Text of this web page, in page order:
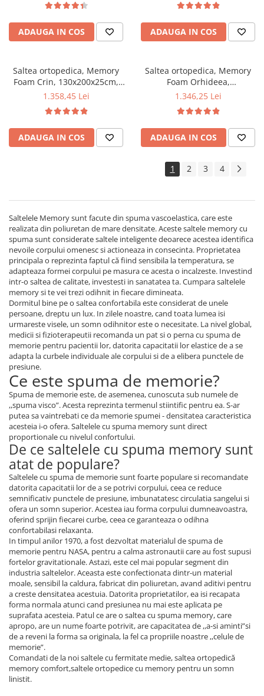
cm, sistem de aerisire
perimetral, Salt Confort
ADAUGA IN COS
cm, sistem de aerisire
perimetral, Salt Confort
ADAUGA IN COS
Saltea ortopedica, Memory
Foam Crin, 130x200x25cm,
fermitate tare, cu spuma
cm, sistem de aerisire
perimetral, Salt Confort
1.358,45 Lei
ADAUGA IN COS
Saltea ortopedica, Memory
Foam Orhideea,
90x200x30cm, fermitate tare,
parti, sistem de aerisire
spaceair, Salt Confort
1.346,25 Lei
ADAUGA IN COS
1 2 3 4
Saltelele Memory sunt facute din spuma vascoelastica, care este
realizata din poliuretan de mare densitate. Aceste saltele memory cu
spuma sunt considerate saltele inteligente deoarece acestea identifica
nevoile corpului omenesc si actioneaza in consecinta. Proprietatea
principala o reprezinta faptul că fiind sensibila la temperatura, se
adapteaza formei corpului pe masura ce acesta o incalzeste. Investind
intr-o saltea de calitate, investesti in sanatatea ta. Cumpara saltelele
memory si te vei trezi odihnit in fiecare dimineata.
Dormitul bine pe o saltea confortabila este considerat de unele
persoane, dreptu un lux. In zilele noastre, cand toata lumea isi
urmareste visele, un somn odihnitor este o necesitate. La nivel global,
medicii si fizioterapeutii recomanda un pat si o perna cu spuma de
memorie pentru pacientii lor, datorita capacitatii lor elastice de a se
adapta la curbele individuale ale corpului si de a elibera punctele de
presiune.
Ce este spuma de memorie?
Spuma de memorie este, de asemenea, cunoscuta sub numele de
,,spuma visco”. Acesta reprezinta termenul stiintific pentru ea. S-ar
putea sa vaintrebati ce da memorie spumei - densitatea caracteristica
acesteia i-o ofera. Saltelele cu spuma memory sunt direct
proportionale cu nivelul confortului.
De ce saltelele cu spuma memory sunt
atat de populare?
Saltelele cu spuma de memorie sunt foarte populare si recomandate
datorita capacitatii lor de a se potrivi corpului, ceea ce reduce
semnificativ punctele de presiune, imbunatatesc circulatia sangelui si
ofera un somn superior. Acestea iau forma corpului dumneavoastra,
oferind sprijin fiecarei curbe, ceea ce garanteaza o odihna
confortabilasi relaxanta.
In timpul anilor 1970, a fost dezvoltat materialul de spuma de
memorie pentru NASA, pentru a calma astronautii care au fost supusi
fortelor gravitationale. Astazi, este cel mai popular segment din
industria saltelelor. Aceasta este confectionata dintr-un material
moale, sensibil la caldura, fabricat din poliuretan, avand aditivi pentru
a creste densitatea acestuia. Datorita proprietatilor, ea isi recapata
forma normala atunci cand presiunea nu mai este aplicata pe
suprafata acesteia. Patul ce are o saltea cu spuma memory, care
apropo, are un nume foarte potrivit, are capacitatea de ,,a-si aminti”si
de a reveni la forma sa originala, la fel ca propriile noastre ,,celule de
memorie”.
Comandati de la noi saltele cu fermitate medie, saltea ortopedică
memory comfort,saltele ortopedice cu memory pentru un somn
linistit.